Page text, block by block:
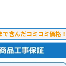
で含んだコミコミ価格！